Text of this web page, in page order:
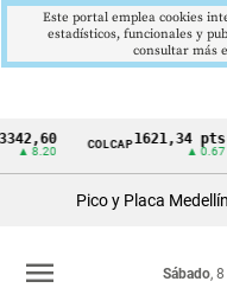
Cintillo
Colombia
COLCAP1621,34 pts
▲ 0.67
Pico y Placa Medellín
Sábado,
menu
Este portal emplea cookies
estadísticos, funcionales y
consultar más